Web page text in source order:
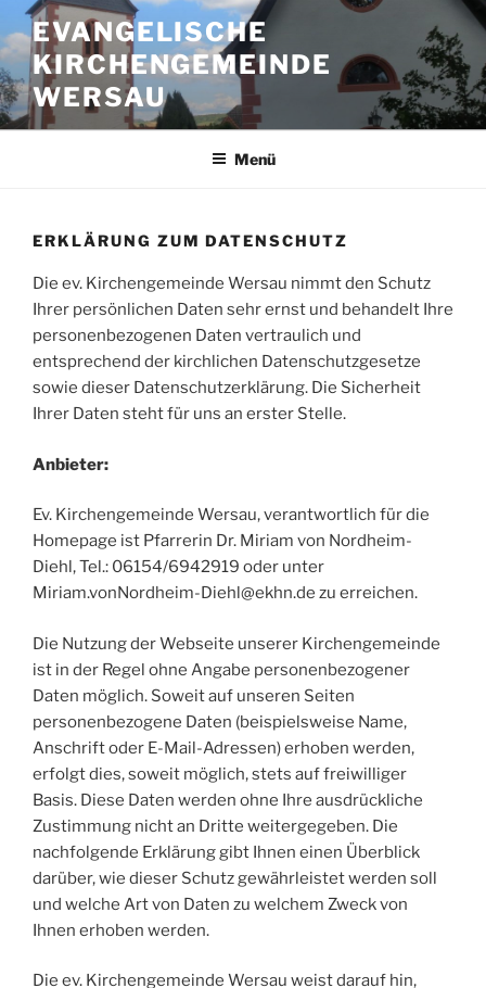
Zum
Inhalt
springen
EVANGELISCHE
KIRCHENGEMEINDE
WERSAU
Menü
ERKLÄRUNG ZUM DATENSCHUTZ
Die ev. Kirchengemeinde Wersau nimmt den Schutz
Ihrer persönlichen Daten sehr ernst und behandelt Ihre
personenbezogenen Daten vertraulich und
entsprechend der kirchlichen Datenschutzgesetze
sowie dieser Datenschutzerklärung. Die Sicherheit
Ihrer Daten steht für uns an erster Stelle.
Anbieter:
Ev. Kirchengemeinde Wersau, verantwortlich für die
Homepage ist Pfarrerin Dr. Miriam von Nordheim-
Diehl, Tel.: 06154/6942919 oder unter
Miriam.vonNordheim-Diehl@ekhn.de zu erreichen.
Die Nutzung der Webseite unserer Kirchengemeinde
ist in der Regel ohne Angabe personenbezogener
Daten möglich. Soweit auf unseren Seiten
personenbezogene Daten (beispielsweise Name,
Anschrift oder E-Mail-Adressen) erhoben werden,
erfolgt dies, soweit möglich, stets auf freiwilliger
Basis. Diese Daten werden ohne Ihre ausdrückliche
Zustimmung nicht an Dritte weitergegeben. Die
nachfolgende Erklärung gibt Ihnen einen Überblick
darüber, wie dieser Schutz gewährleistet werden soll
und welche Art von Daten zu welchem Zweck von
Ihnen erhoben werden.
Die ev. Kirchengemeinde Wersau weist darauf hin,